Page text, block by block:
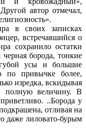
автор отмечал,
в своих записках
встречавшийся о
сохранило остатки
борода, тонкие
усы и большие
по привычке более,
изредка, вскидывая
полную величину. В
..Борода у
отливая на
даже лиловато-бурым